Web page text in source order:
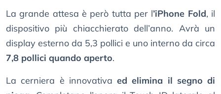
La grande attesa è però tutta per l’iPhone Fold, il
dispositivo più chiacchierato dell’anno. Avrà un
display esterno da 5,3 pollici e uno interno da circa
7,8 pollici quando aperto.
La cerniera è innovativa ed elimina il segno di